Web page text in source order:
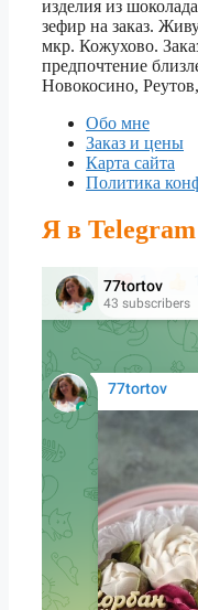
изделия из
зефир на заказ.
мкр. Кожухово.
предпочтение
Новокосино,
Обо мне
Заказ и цены
Карта сайта
Политика
Я в Telegram